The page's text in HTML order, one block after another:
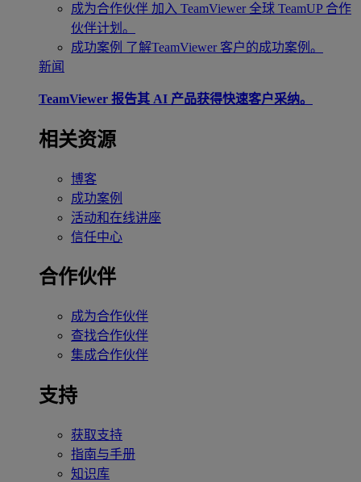
成为合作伙伴 加入 TeamViewer 全球 TeamUP 合作
伙伴计划。
成功案例 了解TeamViewer 客户的成功案例。
新闻
TeamViewer 报告其 AI 产品获得快速客户采纳。
相关资源
博客
成功案例
活动和在线讲座
信任中心
合作伙伴
成为合作伙伴
查找合作伙伴
集成合作伙伴
支持
获取支持
指南与手册
知识库